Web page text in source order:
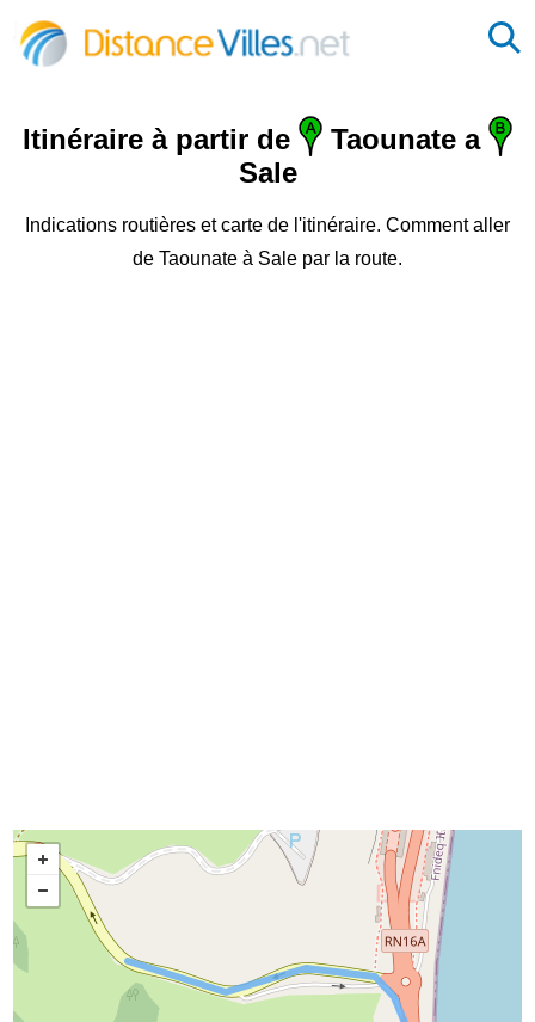
Itinéraire à partir de
Taounate a
Sale
Indications routières et carte de l'itinéraire. Comment aller
de Taounate à Sale par la route.